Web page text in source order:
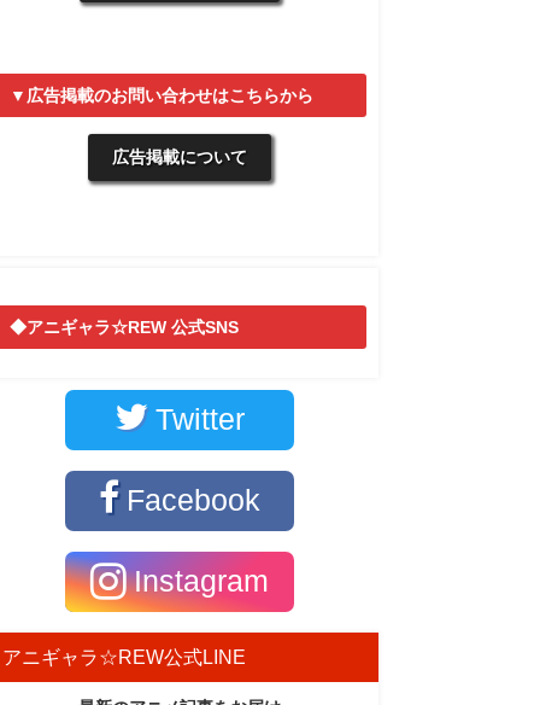
▼広告掲載のお問い合わせはこちらから
広告掲載について
◆アニギャラ☆REW 公式SNS
Twitter
Facebook
Instagram
アニギャラ☆REW公式LINE